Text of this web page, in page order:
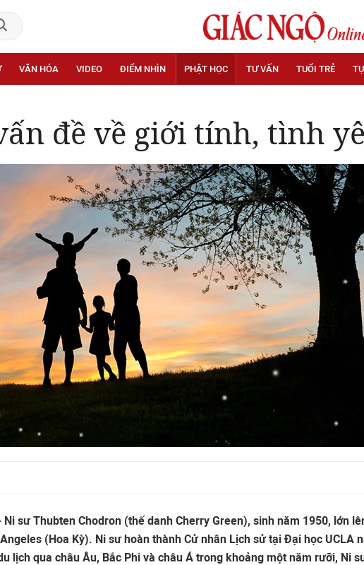
VĂN HÓA VIDEO ĐIỂM NHÌN PHẬT HỌC TƯ VẤN TUỔI TRẺ
đề về giới tính, tình
Ni sư Thubten Chodron (thế danh Cherry Green), sinh năm 1950, lớn
(Hoa Kỳ). Ni sư hoàn thành Cử nhân Lịch sử tại Đại học UCLA
lịch qua châu Âu, Bắc Phi và châu Á trong khoảng một năm rưỡi, Ni